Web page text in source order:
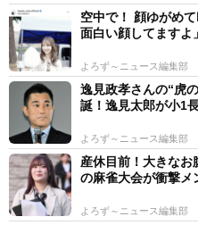
空中で！ 顔ゆがめ
面白い顔してますよ
よろず～ニュース編集部
逸見政孝さんの“虎
誕！逸見太郎が小1
よろず～ニュース編集部
産休目前！大きな
の麻雀大会が衝撃
よろず～ニュース編集部